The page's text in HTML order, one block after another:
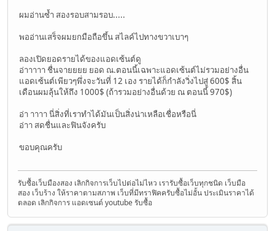
ผมอ่านซ้ำ สองรอบสามรอบ.....
พออ่านเสร็จผมยกมือถือขึ้น สไลค์ไปทางขวาเบาๆ
ลองเปิดยอดรายได้ของแอดเซ้นต์ดู
อ่าาาาา ชื่นจายยยย ยอด ณ.ตอนนี้เฉพาะแอดเซ้นต์ไม่รวมอย่างอื่น
แอดเซ้นต์เพียวๆพึ่งจะวันที่ 12 เอง รายได้ก็กำลังวิ่งไปสู่ 600$ สิ้น
เดือนผมลุ้นให้ถึง 1000$ (ถ้ารวมอย่างอื่นด้วย ณ ตอนนี้ 970$)
อ่า าาาา นี่สิ่งที่เราทำได้มันเป็นสิ่งน่าเหลือเชื่อหรือนี่
อ่าา สดชื่นและฟินจังครับ
ขอบคุณครับ
รับซื้อเว็บมืองสอง เลิกกิจการเว็บไปต่อไม่ไหว เรารับซื้อเว็บทุกชนิด เว็บมือ
สอง เว็บร้าง ให้ราคาตามสภาพ เว็บที่มีทราฟิคครับซื้อไม่อั้น ประเมินราคาได้
ตลอด เลิกกิจการ แอดเซนต์ youtube รับซื้อ